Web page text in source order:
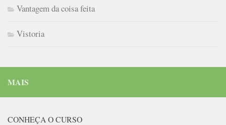
Vantagem da coisa feita
Vistoria
MAIS
CONHEÇA O CURSO